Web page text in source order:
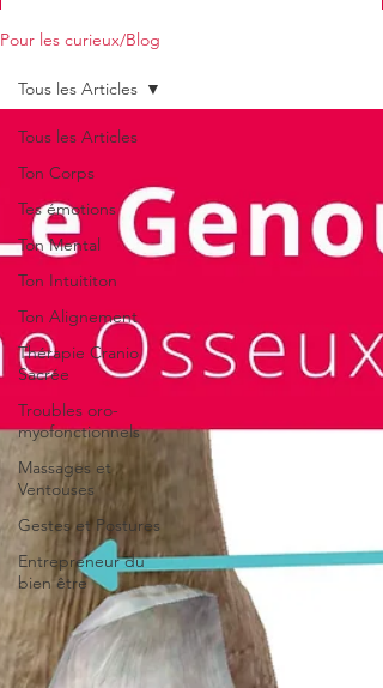
Je m'abonne à la News Letter
Pour les curieux/Blog
Tous les Articles
Ton Corps
Tes émotions
Ton Mental
Ton Intuititon
Ton Alignement
Thérapie Cranio
Sacrée
Troubles oro-
myofonctionnels
Massages et
Ventouses
Gestes et Postures
Entrepreneur du
bien être
Tous les Articles